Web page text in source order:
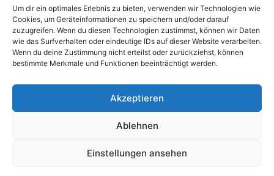
Um dir ein optimales Erlebnis zu bieten, verwenden wir Technologien wie
Cookies, um Geräteinformationen zu speichern und/oder darauf
zuzugreifen. Wenn du diesen Technologien zustimmst, können wir Daten
wie das Surfverhalten oder eindeutige IDs auf dieser Website verarbeiten.
Wenn du deine Zustimmung nicht erteilst oder zurückziehst, können
bestimmte Merkmale und Funktionen beeinträchtigt werden.
Akzeptieren
Ablehnen
Einstellungen ansehen
y
E
p
i
d
Apple Podcasts Spotify
RSS FEED
SHARE
LINK
EMBED
Subscribe:Apple Podcasts|Spotify
Wie sicher sind deine Daten? In dieser Folge
erfährst du, wie du dich vor Phishing, Ransomware
dir, wie du dein Heimnetzwerk sicher machst,
worauf du in öffentlichen WLANs achten musst
und wie Familien sowie Unternehmen ihre IT-
mehr Schutz im Alltag!